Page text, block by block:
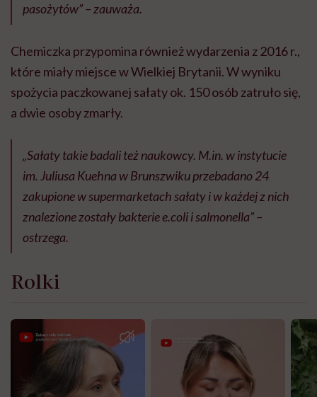
pasożytów” – zauważa.
Chemiczka przypomina również wydarzenia z 2016 r.,
które miały miejsce w Wielkiej Brytanii. W wyniku
spożycia paczkowanej sałaty ok. 150 osób zatruło się,
a dwie osoby zmarły.
„Sałaty takie badali też naukowcy. M.in. w instytucie
im. Juliusa Kuehna w Brunszwiku przebadano 24
zakupione w supermarketach sałaty i w każdej z nich
znalezione zostały bakterie e.coli i salmonella” –
ostrzega.
Rolki